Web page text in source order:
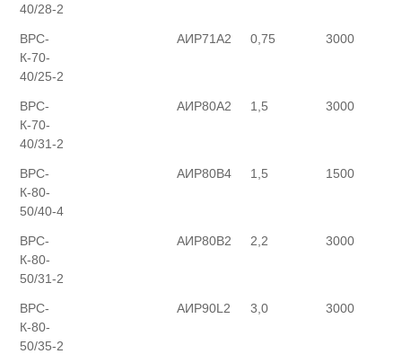
40/28-2
ВРС-
К-70-
40/25-2
АИР71А2 0,75 3000
ВРС-
К-70-
40/31-2
АИР80А2 1,5 3000
ВРС-
К-80-
50/40-4
АИР80В4 1,5 1500
ВРС-
К-80-
50/31-2
АИР80В2 2,2 3000
ВРС-
К-80-
50/35-2
АИР90L2 3,0 3000